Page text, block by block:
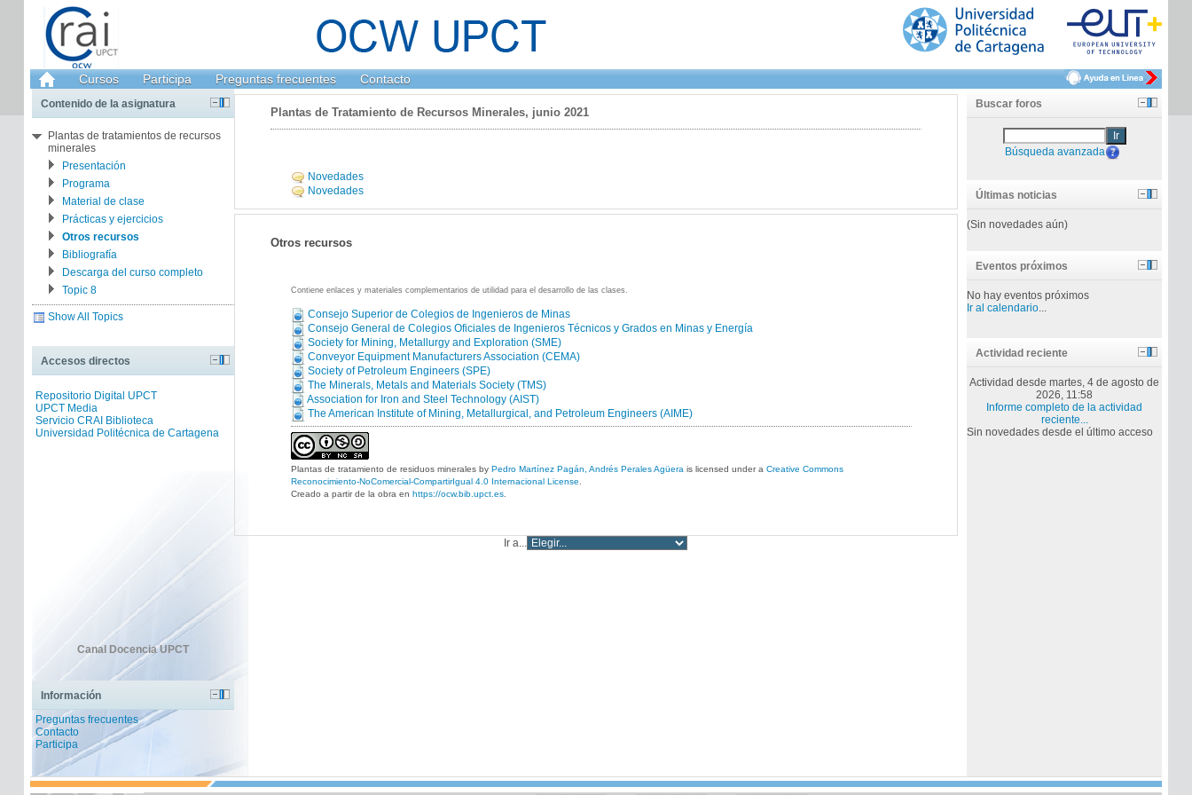
Cursos Participa Preguntas frecuentes Contacto
Plantas de Tratamiento de Recursos Minerales, junio 2021
Novedades
Novedades
Otros recursos
Contiene enlaces y materiales complementarios de utilidad para el desarrollo de las clases.
Consejo Superior de Colegios de Ingenieros de Minas
Consejo General de Colegios Oficiales de Ingenieros Técnicos y Grados en Minas y Energía
Society for Mining, Metallurgy and Exploration (SME)
Conveyor Equipment Manufacturers Association (CEMA)
Society of Petroleum Engineers (SPE)
The Minerals, Metals and Materials Society (TMS)
Association for Iron and Steel Technology (AIST)
The American Institute of Mining, Metallurgical, and Petroleum Engineers (AIME)
Plantas de tratamiento de residuos mineralesby Pedro Martínez Pagán, Andrés Perales Agüerais licensed under a Creative Commons
Reconocimiento-NoComercial-CompartirIgual 4.0 Internacional License.
Creado a partir de la obra en https://ocw.bib.upct.es.
Ir a...
Contenido de la asignatura
Plantas de tratamientos de recursos
minerales
Presentación
Programa
Material de clase
Prácticas y ejercicios
Otros recursos
Bibliografía
Descarga del curso completo
Topic 8
Show All Topics
Accesos directos
Repositorio Digital UPCT
UPCT Media
Servicio CRAI Biblioteca
Universidad Politécnica de Cartagena
Canal Docencia UPCT
Información
Preguntas frecuentes
Contacto
Participa
Buscar foros
Ir
Búsqueda avanzada
Últimas noticias
(Sin novedades aún)
Eventos próximos
No hay eventos próximos
Ir al calendario...
Actividad reciente
Actividad desde martes, 4 de agosto de
2026, 11:58
Informe completo de la actividad
reciente...
Sin novedades desde el último acceso